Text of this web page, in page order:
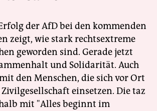
der AfD bei den kommenden
zeigt, wie stark rechtsextreme
geworden sind. Gerade jetzt
und Solidarität. Auch
den Menschen, die sich vor Ort
einsetzen. Die taz
mit "Alles beginnt im